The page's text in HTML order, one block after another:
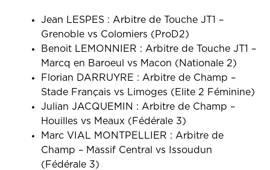
Jean LESPES : Arbitre de Touche JT1 –
Grenoble vs Colomiers (ProD2)
Benoit LEMONNIER : Arbitre de Touche JT1 –
Marcq en Baroeul vs Macon (Nationale 2)
Florian DARRUYRE : Arbitre de Champ –
Stade Français vs Limoges (Elite 2 Féminine)
Julian JACQUEMIN : Arbitre de Champ –
Houilles vs Meaux (Fédérale 3)
Marc VIAL MONTPELLIER : Arbitre de
Champ – Massif Central vs Issoudun
(Fédérale 3)